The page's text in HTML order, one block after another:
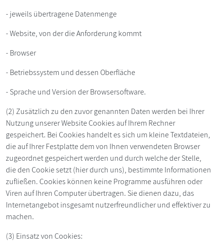
- jeweils übertragene Datenmenge
- Website, von der die Anforderung kommt
- Browser
- Betriebssystem und dessen Oberfläche
- Sprache und Version der Browsersoftware.
(2) Zusätzlich zu den zuvor genannten Daten werden bei Ihrer
Nutzung unserer Website Cookies auf Ihrem Rechner
gespeichert. Bei Cookies handelt es sich um kleine Textdateien,
die auf Ihrer Festplatte dem von Ihnen verwendeten Browser
zugeordnet gespeichert werden und durch welche der Stelle,
die den Cookie setzt (hier durch uns), bestimmte Informationen
zufließen. Cookies können keine Programme ausführen oder
Viren auf Ihren Computer übertragen. Sie dienen dazu, das
Internetangebot insgesamt nutzerfreundlicher und effektiver zu
machen.
(3) Einsatz von Cookies: